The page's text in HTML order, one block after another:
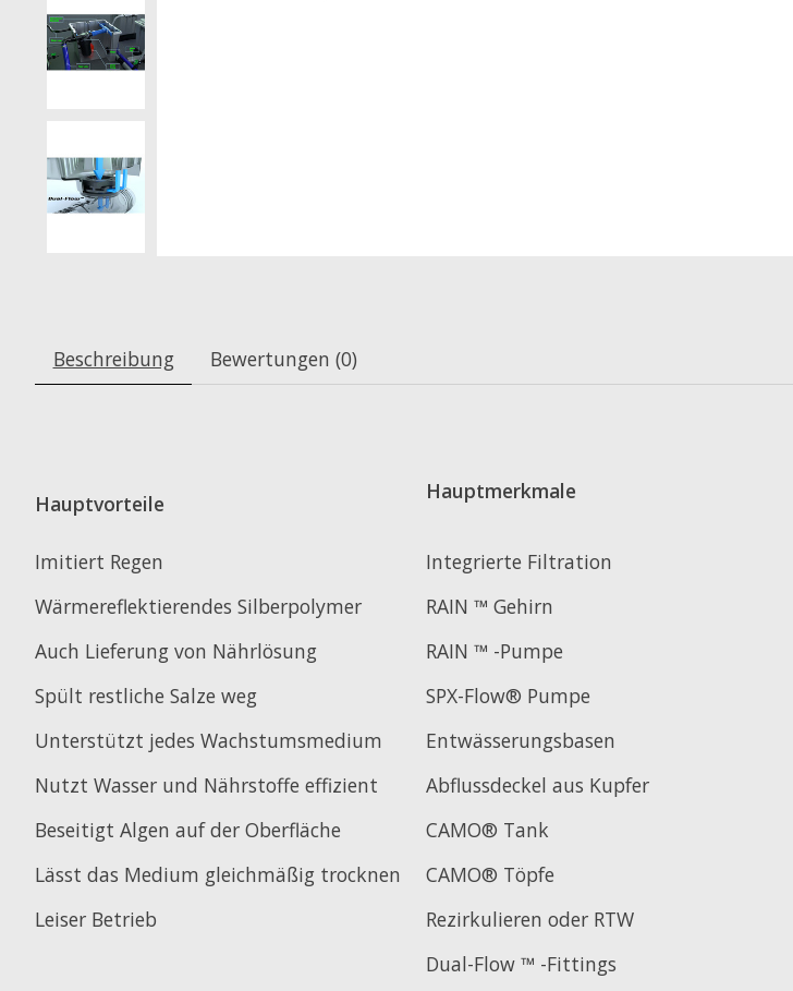
Beschreibung Bewertungen (0)
Hauptvorteile Hauptmerkmale
Imitiert Regen
Integrierte Filtration
Wärmereflektierendes Silberpolymer
RAIN ™ Gehirn
Auch Lieferung von Nährlösung
RAIN ™ -Pumpe
Spült restliche Salze weg
SPX-Flow® Pumpe
Unterstützt jedes Wachstumsmedium
Entwässerungsbasen
Nutzt Wasser und Nährstoffe effizient
Abflussdeckel aus Kupfer
Beseitigt Algen auf der Oberfläche
CAMO® Tank
Lässt das Medium gleichmäßig trocknen
CAMO® Töpfe
Leiser Betrieb
Rezirkulieren oder RTW
Dual-Flow ™ -Fittings